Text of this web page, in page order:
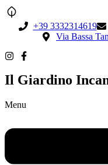
+39 3332314619
Via Bassa
Il Giardino
Menu